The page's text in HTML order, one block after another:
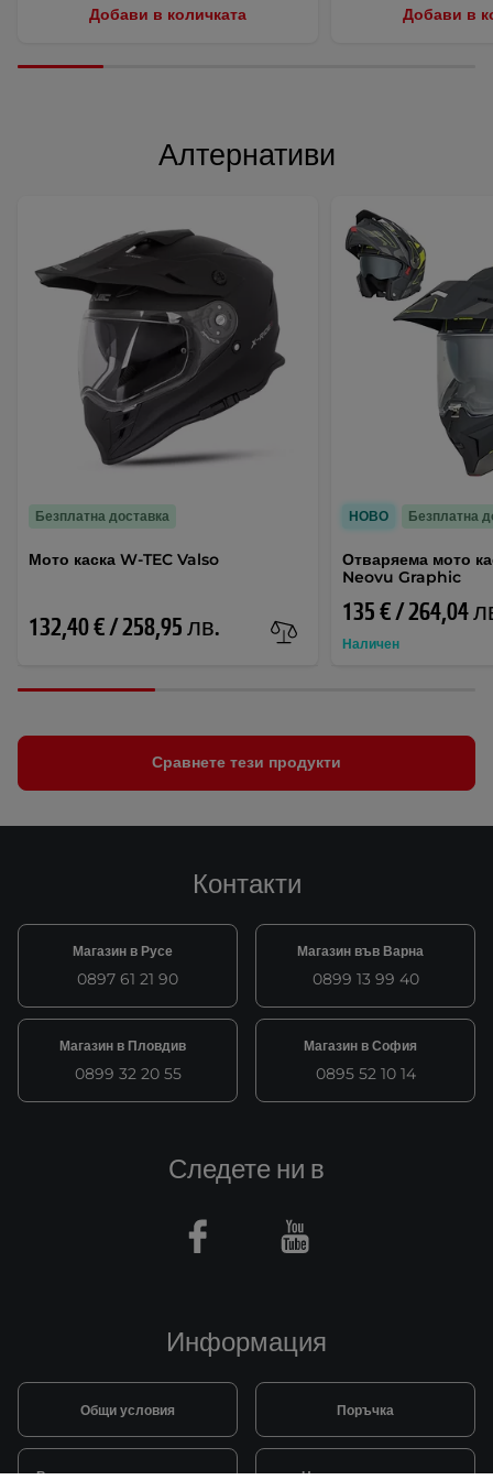
Добави в количката Добави в
Алтернативи
Мото каска W-TEC Valso
132,40 € / 258,95 лв.
Безплатна доставка
Отваряема мото
Neovu Graphic
135 € / 264,04
Наличен
НОВО Безплатна
Сравнете тези продукти
Контакти
Магазин в Русе
0897 61 21 90
Магазин във Варна
0899 13 99 40
Магазин в Пловдив
0899 32 20 55
Магазин в София
0895 52 10 14
Информация
Общи условия Поръчка
Видове и цена за транспорт Начини на плащане
Следете ни в
Facebook Youtube